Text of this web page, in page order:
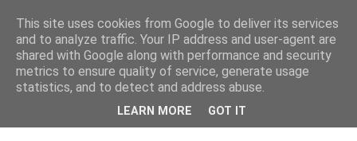
Inspirujte se tím, co píší posluchači kurzů a co se na nich
This site uses cookies from Google to deliver its services
and to analyze traffic. Your IP address and user-agent are
shared with Google along with performance and security
metrics to ensure quality of service, generate usage
statistics, and to detect and address abuse.
LEARN MORE GOT IT